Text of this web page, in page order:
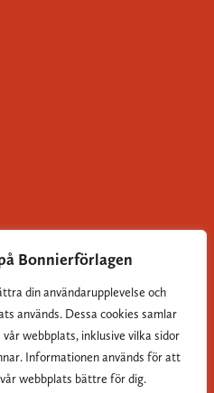
Bonnierförlagen
din användarupplevelse och
används. Dessa cookies samlar
webbplats, inklusive vilka sidor
Informationen används för att
webbplats bättre för dig.